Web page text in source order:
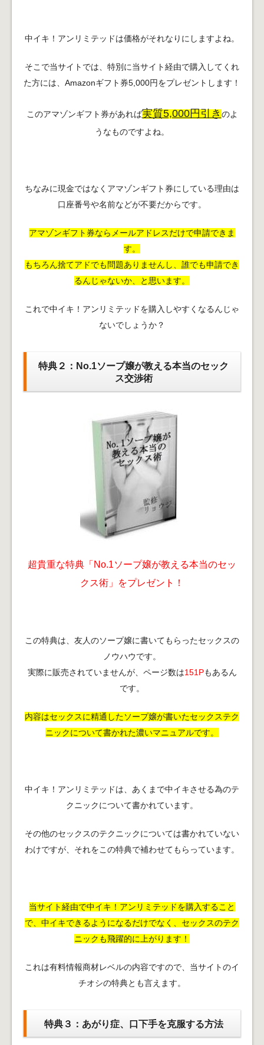
中イキ！アンリミテッドは価格がそれなりにしますよね。
そこで当サイトでは、特別に当サイト経由で購入してくれ
た方には、Amazonギフト券5,000円をプレゼントします！
このアマゾンギフト券があれば実質5,000円引きのよ
うなものですよね。
ちなみに現金ではなくアマゾンギフト券にしている理由は
口座番号や名前などが不要だからです。
アマゾンギフト券ならメールアドレスだけで申請できま
す。
もちろん捨てアドでも問題ありませんし、誰でも申請でき
るんじゃないか、と思います。
これで中イキ！アンリミテッドを購入しやすくなるんじゃ
ないでしょうか？
特典２：No.1ソープ嬢が教える本当のセック
ス交渉術
超貴重な特典「No.1ソープ嬢が教える本当のセッ
クス術」をプレゼント！
この特典は、友人のソープ嬢に書いてもらったセックスの
ノウハウです。
実際に販売されていませんが、ページ数は151Pもあるん
です。
内容はセックスに精通したソープ嬢が書いたセックステク
ニックについて書かれた濃いマニュアルです。
中イキ！アンリミテッドは、あくまで中イキさせる為のテ
クニックについて書かれています。
その他のセックスのテクニックについては書かれていない
わけですが、それをこの特典で補わせてもらっています。
当サイト経由で中イキ！アンリミテッドを購入すること
で、中イキできるようになるだけでなく、セックスのテク
ニックも飛躍的に上がります！
これは有料情報商材レベルの内容ですので、当サイトのイ
チオシの特典とも言えます。
特典３：あがり症、口下手を克服する方法